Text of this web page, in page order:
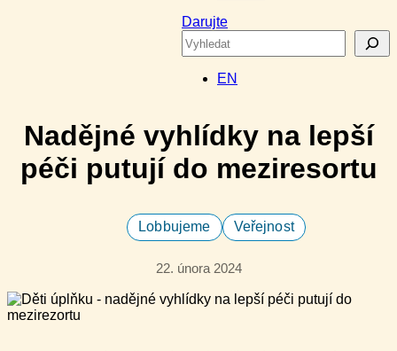
Darujte
Search
EN
Nadějné vyhlídky na lepší
péči putují do meziresortu
Lobbujeme Veřejnost
22. února 2024